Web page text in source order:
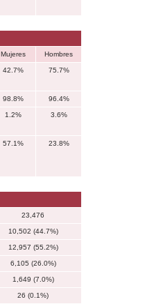
Mujeres Hombres
42.7% 75.7%
98.8% 96.4%
1.2% 3.6%
57.1% 23.8%
23,476
10,502 (44.7%)
12,957 (55.2%)
6,105 (26.0%)
1,649 (7.0%)
26 (0.1%)